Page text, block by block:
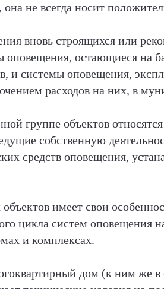
не всегда носит
вновь строящихся или
остающиеся на
и системы оповещения,
расходов на них, в
группе объектов
собственную
средств оповещения,
имеет свои
цикла систем оповещения
и комплексах.
дом (к ним же в